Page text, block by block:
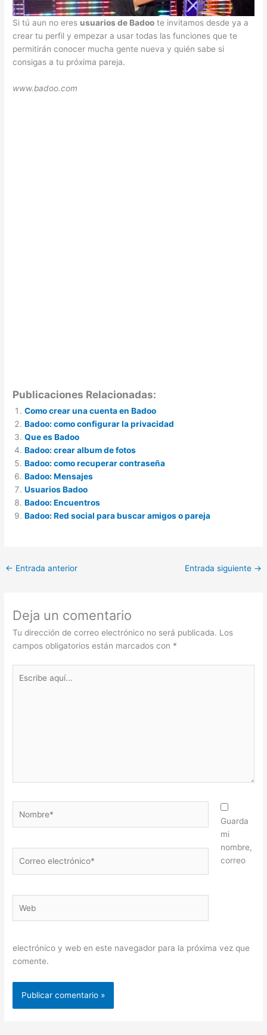
Si tú aun no eres usuarios de Badoo te invitamos desde ya a
crear tu perfil y empezar a usar todas las funciones que te
permitirán conocer mucha gente nueva y quién sabe si
consigas a tu próxima pareja.
www.badoo.com
Publicaciones Relacionadas:
Como crear una cuenta en Badoo
Badoo: como configurar la privacidad
Que es Badoo
Badoo: crear album de fotos
Badoo: como recuperar contraseña
Badoo: Mensajes
Usuarios Badoo
Badoo: Encuentros
Badoo: Red social para buscar amigos o pareja
← Entrada anterior Entrada siguiente →
Deja un comentario
Tu dirección de correo electrónico no será publicada. Los
campos obligatorios están marcados con *
aquí...
electrónico*
Guarda
mi
nombre,
correo
electrónico y web en este navegador para la próxima vez que
comente.